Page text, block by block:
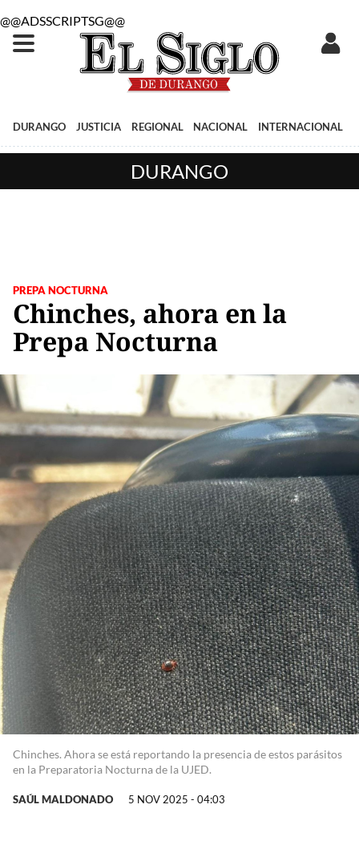
@@ADSSCRIPTSG@@
DURANGO JUSTICIA REGIONAL NACIONAL INTERNACIONAL
DURANGO
PREPA NOCTURNA
Chinches, ahora en la
Prepa Nocturna
Chinches. Ahora se está reportando la presencia de estos parásitos
en la Preparatoria Nocturna de la UJED.
SAÚL MALDONADO 5 NOV 2025 - 04:03